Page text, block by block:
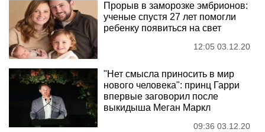
Прорыв в заморозке эмбрионов:
ученые спустя 27 лет помогли
ребенку появиться на свет
12:05 03.12.20
"Нет смысла приносить в мир
нового человека": принц Гарри
впервые заговорил после
выкидыша Меган Маркл
09:36 03.12.20